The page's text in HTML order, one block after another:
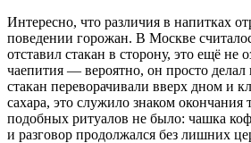
Интересно, что различия в напитках
поведении горожан. В Москве
отставил стакан в сторону, это ещё не
чаепития — вероятно, он просто делал
стакан переворачивали вверх дном и
сахара, это служило знаком окончания
подобных ритуалов не было: чашка
и разговор продолжался без лишних